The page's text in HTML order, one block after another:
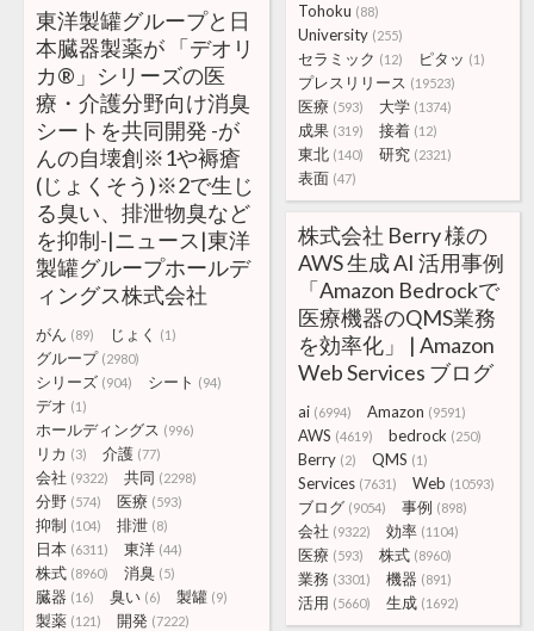
Tohoku (88)
University (255)
セラミック (12) ピタッ (1)
プレスリリース (19523)
医療 (593) 大学 (1374)
成果 (319) 接着 (12)
東北 (140) 研究 (2321)
表面 (47)
東洋製罐グループと日
本臓器製薬が 「デオリ
カ®」シリーズの医
療・介護分野向け消臭
シートを共同開発 -が
んの自壊創※1や褥瘡
(じょくそう)※2で生じ
る臭い、排泄物臭など
を抑制-|ニュース|東洋
製罐グループホールデ
ィングス株式会社
がん (89) じょく (1)
グループ (2980)
シリーズ (904) シート (94)
デオ (1)
ホールディングス (996)
リカ (3) 介護 (77)
会社 (9322) 共同 (2298)
分野 (574) 医療 (593)
抑制 (104) 排泄 (8)
日本 (6311) 東洋 (44)
株式 (8960) 消臭 (5)
臓器 (16) 臭い (6) 製罐 (9)
製薬 (121) 開発 (7222)
株式会社 Berry 様の
AWS 生成 AI 活用事例
「Amazon Bedrockで
医療機器のQMS業務
を効率化」 | Amazon
Web Services ブログ
ai (6994) Amazon (9591)
AWS (4619) bedrock (250)
Berry (2) QMS (1)
Services (7631) Web (10593)
ブログ (9054) 事例 (898)
会社 (9322) 効率 (1104)
医療 (593) 株式 (8960)
業務 (3301) 機器 (891)
活用 (5660) 生成 (1692)